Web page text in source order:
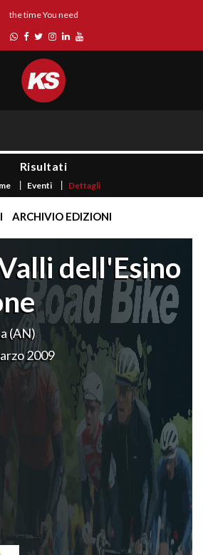
the time You need
Risultati
Eventi Dettagli
ARCHIVIO EDIZIONI
dell'Esino
(AN)
2009